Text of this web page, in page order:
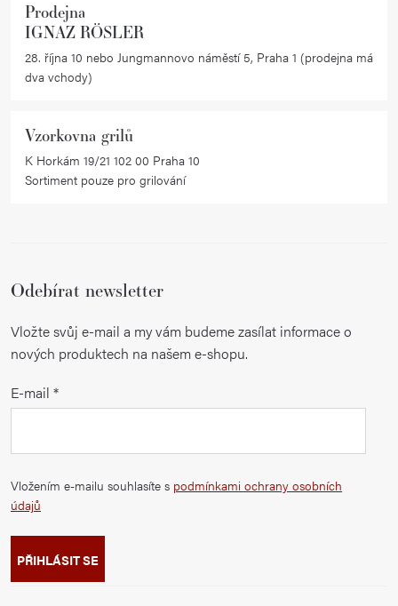
Prodejna
IGNAZ RÖSLER
28. října 10 nebo Jungmannovo náměstí 5, Praha 1 (prodejna má
dva vchody)
Vzorkovna grilů
K Horkám 19/21 102 00 Praha 10
Sortiment pouze pro grilování
Odebírat newsletter
Vložte svůj e-mail a my vám budeme zasílat informace o
nových produktech na našem e-shopu.
E-mail
Vložením e-mailu souhlasíte s podmínkami ochrany osobních
údajů
PŘIHLÁSIT SE